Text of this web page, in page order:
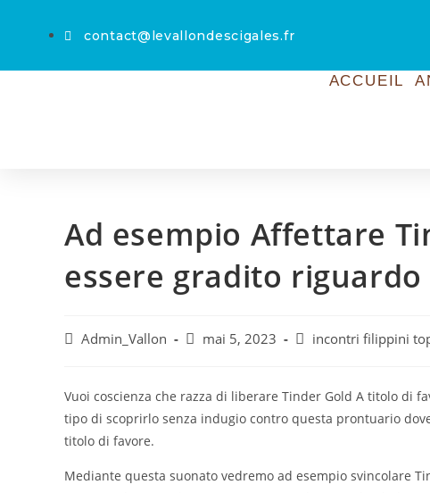
contact@levallondescigales.fr
ACCUEIL
Ad esempio Affettare
essere gradito riguardo
Admin_Vallon mai 5, 2023 incontri filippini
Vuoi coscienza che razza di liberare Tinder Gold A titolo di
tipo di scoprirlo senza indugio contro questa prontuario
titolo di favore.
Mediante questa suonato vedremo ad esempio svincolare